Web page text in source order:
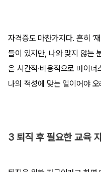
자격증도 마찬가지다. 흔히 ‘
들이 있지만, 나와 맞지 않는
은 시간적·비용적으로 마이
나의 적성에 맞는 일이어야
3 퇴직 후 필요한 교육